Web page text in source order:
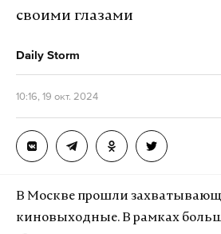
своими глазами
Daily Storm
10:16, 19 окт. 2024
В Москве прошли
киновыходные. В рамках